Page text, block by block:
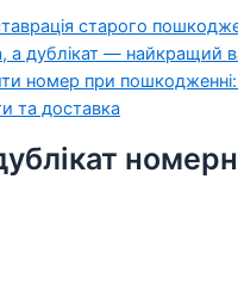
старого
а дублікат — найкращий
номер при
та доставка